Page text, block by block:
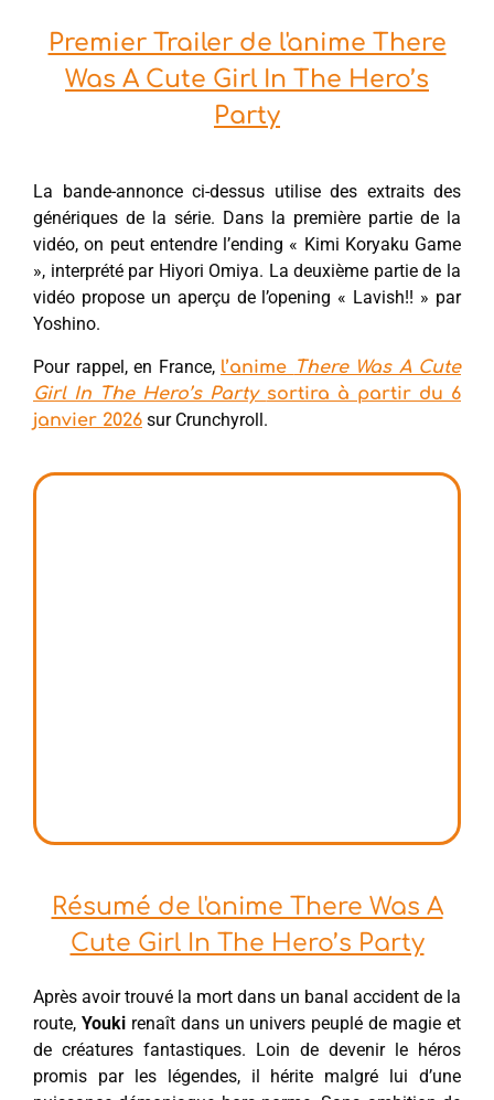
Premier Trailer de l'anime There
Was A Cute Girl In The Hero’s
Party
La bande-annonce ci-dessus utilise des extraits des
génériques de la série. Dans la première partie de la
vidéo, on peut entendre l’ending « Kimi Koryaku Game
», interprété par Hiyori Omiya. La deuxième partie de la
vidéo propose un aperçu de l’opening « Lavish!! » par
Yoshino.
Pour rappel, en France, l’anime There Was A Cute
Girl In The Hero’s Party sortira à partir du 6
janvier 2026 sur Crunchyroll.
Résumé de l'anime There Was A
Cute Girl In The Hero’s Party
Après avoir trouvé la mort dans un banal accident de la
route, Youkirenaît dans un univers peuplé de magie et
de créatures fantastiques. Loin de devenir le héros
promis par les légendes, il hérite malgré lui d’une